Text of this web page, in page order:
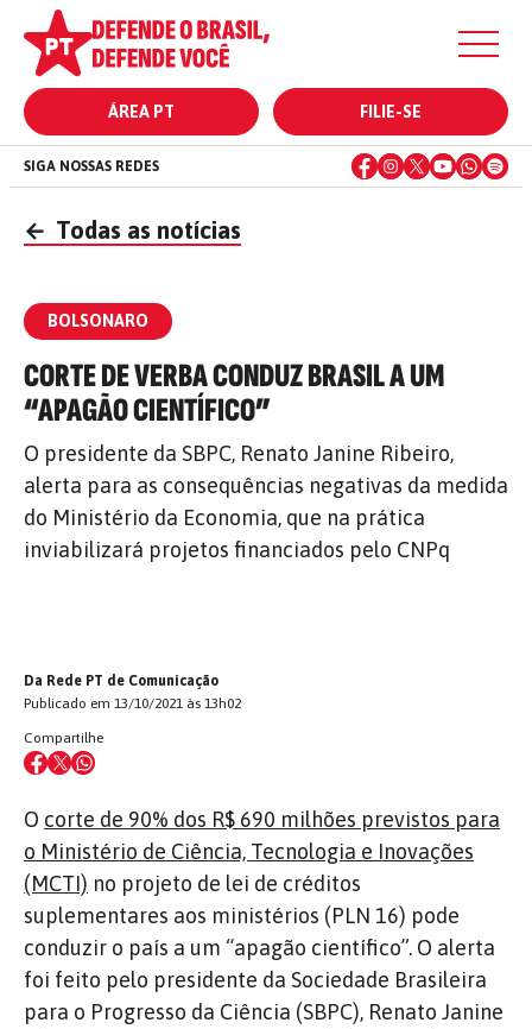
ÁREA PT FILIE-SE
SIGA NOSSAS REDES
← Todas as notícias
BOLSONARO
CORTE DE VERBA CONDUZ BRASIL A UM
“APAGÃO CIENTÍFICO”
O presidente da SBPC, Renato Janine Ribeiro,
alerta para as consequências negativas da medida
do Ministério da Economia, que na prática
inviabilizará projetos financiados pelo CNPq
Da Rede PT de Comunicação
Publicado em 13/10/2021 às 13h02
Compartilhe
O corte de 90% dos R$ 690 milhões previstos para
o Ministério de Ciência, Tecnologia e Inovações
(MCTI) no projeto de lei de créditos
suplementares aos ministérios (PLN 16) pode
conduzir o país a um “apagão científico”. O alerta
foi feito pelo presidente da Sociedade Brasileira
para o Progresso da Ciência (SBPC), Renato Janine